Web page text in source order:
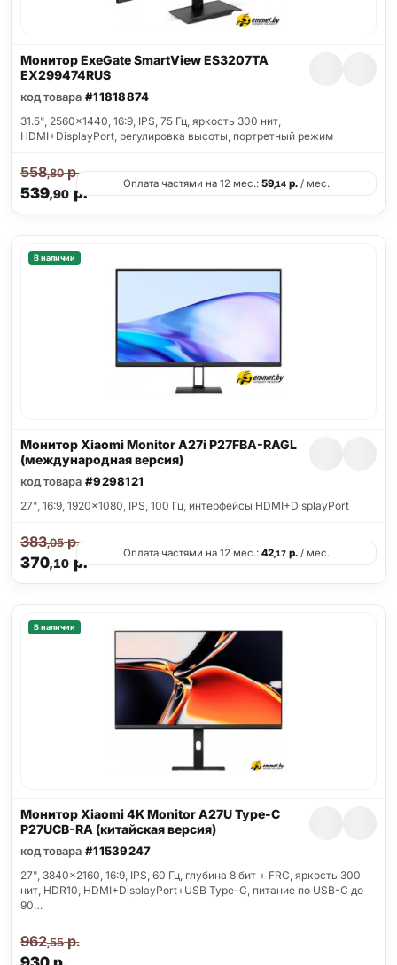
Монитор ExeGate SmartView ES3207TA
EX299474RUS
код товара #11818874
31.5", 2560x1440, 16:9, IPS, 75 Гц, яркость 300 нит,
HDMI+DisplayPort, регулировка высоты, портретный режим
539,90р.
558,80р.
Оплата частями на 12 мес.: 59,14 р. / мес.
В наличии
Монитор Xiaomi Monitor A27i P27FBA-RAGL
(международная версия)
код товара #9298121
27", 16:9, 1920x1080, IPS, 100 Гц, интерфейсы HDMI+DisplayPort
370,10р.
383,05р.
Оплата частями на 12 мес.: 42,17 р. / мес.
В наличии
Монитор Xiaomi 4K Monitor A27U Type-C
P27UCB-RA (китайская версия)
код товара #11539247
27", 3840x2160, 16:9, IPS, 60 Гц, глубина 8 бит + FRC, яркость 300
нит, HDR10, HDMI+DisplayPort+USB Type-C, питание по USB-C до
90…
962,55р.